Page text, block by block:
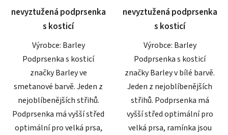
hvězdiček.
nevyztužená podprsenka
s kosticí
Výrobce: Barley
Podprsenka s kosticí
značky Barley ve
smetanové barvě. Jeden z
nejoblíbenějších střihů.
Podprsenka má vyšší střed
optimální pro velká prsa,
hvězdiček.
nevyztužená podprsenka
s kosticí
Výrobce: Barley
Podprsenka s kosticí
značky Barley v bílé barvě.
Jeden z nejoblíbenějších
střihů. Podprsenka má
vyšší střed optimální pro
velká prsa, ramínka jsou